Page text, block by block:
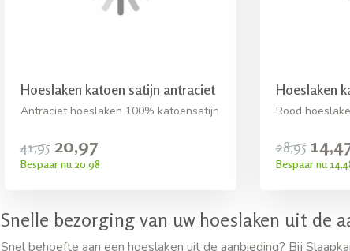
Hoeslaken katoen satijn antraciet
Antraciet hoeslaken 100% katoensatijn
41,95 20,97
Bespaar nu 20,98
Hoeslaken
Rood
28,95
Bespaar nu
Snelle bezorging van uw hoeslaken uit de
Snel behoefte aan een hoeslaken uit de aanbieding? Bij